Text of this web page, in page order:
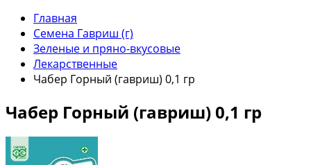
Главная
Семена Гавриш (г)
Зеленые и пряно-вкусовые
Лекарственные
Чабер Горный (гавриш) 0,1 гр
Чабер Горный (гавриш) 0,1 гр